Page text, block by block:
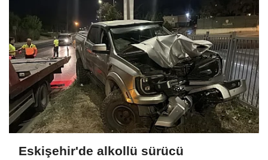
Eskişehir'de alkollü sürücü